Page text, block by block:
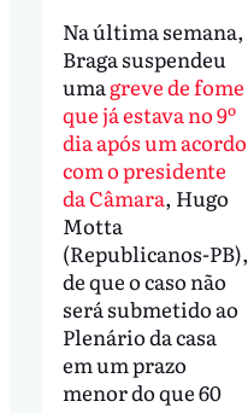
Na última semana,
Braga suspendeu
umagreve de fome
que já estava no 9º
dia após um acordo
com o presidente
da Câmara, Hugo
Motta
(Republicanos-PB),
de que o caso não
será submetido ao
Plenário da casa
em um prazo
menor do que 60